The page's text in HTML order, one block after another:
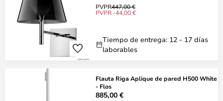
PVPR447,00 €
PVPR -44,00 €
Tiempo de entrega: 12 - 17 días
laborables
Flauta Riga Aplique de pared H500 White
- Flos
885,00 €